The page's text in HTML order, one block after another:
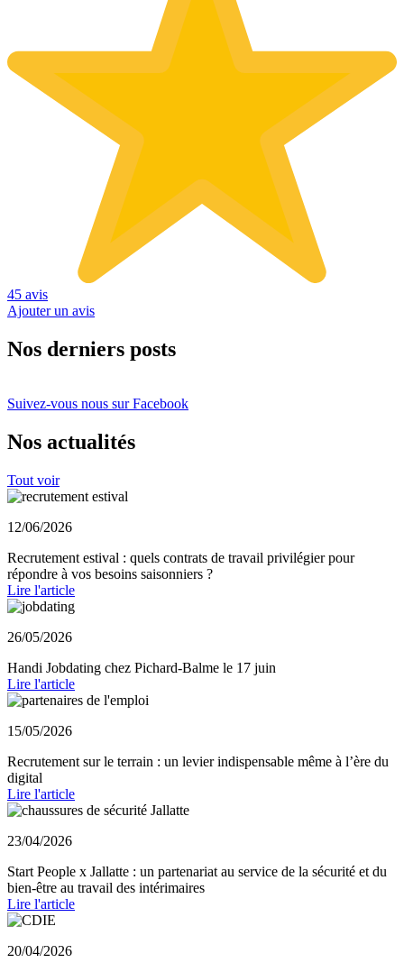
45 avis
Ajouter un avis
Nos derniers posts
Suivez-vous nous sur Facebook
Nos actualités
Tout voir
12/06/2026
Recrutement estival : quels contrats de travail privilégier pour
répondre à vos besoins saisonniers ?
Lire l'article
26/05/2026
Handi Jobdating chez Pichard-Balme le 17 juin
Lire l'article
15/05/2026
Recrutement sur le terrain : un levier indispensable même à l’ère du
digital
Lire l'article
23/04/2026
Start People x Jallatte : un partenariat au service de la sécurité et du
bien-être au travail des intérimaires
Lire l'article
20/04/2026